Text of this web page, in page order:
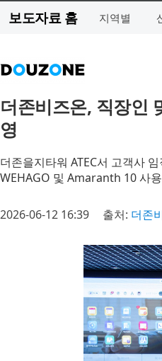
보도자료 홈 지역별
더존비즈온, 직장인
영
더존을지타워 ATEC서 고객사
WEHAGO 및 Amaranth 10 사
2026-06-12 16:39 출처: 더존